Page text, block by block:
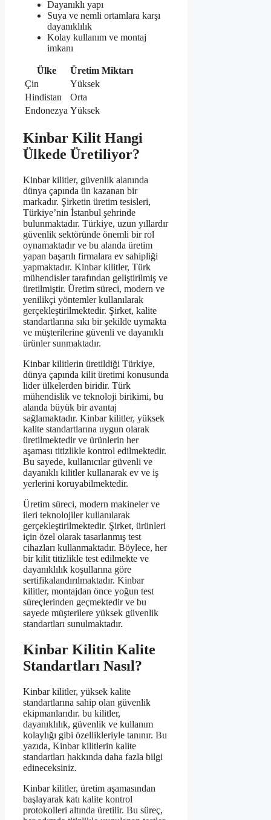
Dayanıklı yapı
Suya ve nemli ortamlara karşı
dayanıklılık
Kolay kullanım ve montaj
imkanı
Ülke
Üretim Miktarı
Çin
Yüksek
Hindistan
Orta
Endonezya Yüksek
Kinbar Kilit Hangi
Ülkede Üretiliyor?
Kinbar kilitler, güvenlik alanında
dünya çapında ün kazanan bir
markadır. Şirketin üretim tesisleri,
Türkiye’nin İstanbul şehrinde
bulunmaktadır. Türkiye, uzun yıllardır
güvenlik sektöründe önemli bir rol
oynamaktadır ve bu alanda üretim
yapan başarılı firmalara ev sahipliği
yapmaktadır. Kinbar kilitler, Türk
mühendisler tarafından geliştirilmiş ve
üretilmiştir. Üretim süreci, modern ve
yenilikçi yöntemler kullanılarak
gerçekleştirilmektedir. Şirket, kalite
standartlarına sıkı bir şekilde uymakta
ve müşterilerine güvenli ve dayanıklı
ürünler sunmaktadır.
Kinbar kilitlerin üretildiği Türkiye,
dünya çapında kilit üretimi konusunda
lider ülkelerden biridir. Türk
mühendislik ve teknoloji birikimi, bu
alanda büyük bir avantaj
sağlamaktadır. Kinbar kilitler, yüksek
kalite standartlarına uygun olarak
üretilmektedir ve ürünlerin her
aşaması titizlikle kontrol edilmektedir.
Bu sayede, kullanıcılar güvenli ve
dayanıklı kilitler kullanarak ev ve iş
yerlerini koruyabilmektedir.
Üretim süreci, modern makineler ve
ileri teknolojiler kullanılarak
gerçekleştirilmektedir. Şirket, ürünleri
için özel olarak tasarlanmış test
cihazları kullanmaktadır. Böylece, her
bir kilit titizlikle test edilmekte ve
dayanıklılık koşullarına göre
sertifikalandırılmaktadır. Kinbar
kilitler, montajdan önce yoğun test
süreçlerinden geçmektedir ve bu
sayede müşterilere yüksek güvenlik
standartları sunulmaktadır.
Kinbar Kilitin Kalite
Standartları Nasıl?
Kinbar kilitler, yüksek kalite
standartlarına sahip olan güvenlik
ekipmanlarıdır. bu kilitler,
dayanıklılık, güvenlik ve kullanım
kolaylığı gibi özellikleriyle tanınır. Bu
yazıda, Kinbar kilitlerin kalite
standartları hakkında daha fazla bilgi
edineceksiniz.
Kinbar kilitler, üretim aşamasından
başlayarak katı kalite kontrol
protokolleri altında üretilir. Bu süreç,